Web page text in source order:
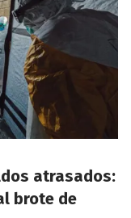
atrasados:
brote de